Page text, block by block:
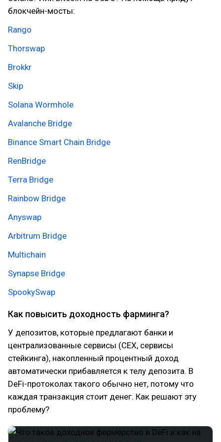
блокчейн-мосты:
Rango
Thorswap
Brokkr
Skip
Solana Wormhole
Avalanche Bridge
Binance Smart Chain Bridge
RenBridge
Terra Bridge
Rainbow Bridge
Anyswap
Arbitrum Bridge
Multichain
Synapse Bridge
SpookySwap
Как повысить доходность фарминга?
У депозитов, которые предлагают банки и
централизованные сервисы (CEX, сервисы
стейкинга), накопленный процентный доход
автоматически прибавляется к телу депозита. В
DeFi-протоколах такого обычно нет, потому что
каждая транзакция стоит денег. Как решают эту
проблему?